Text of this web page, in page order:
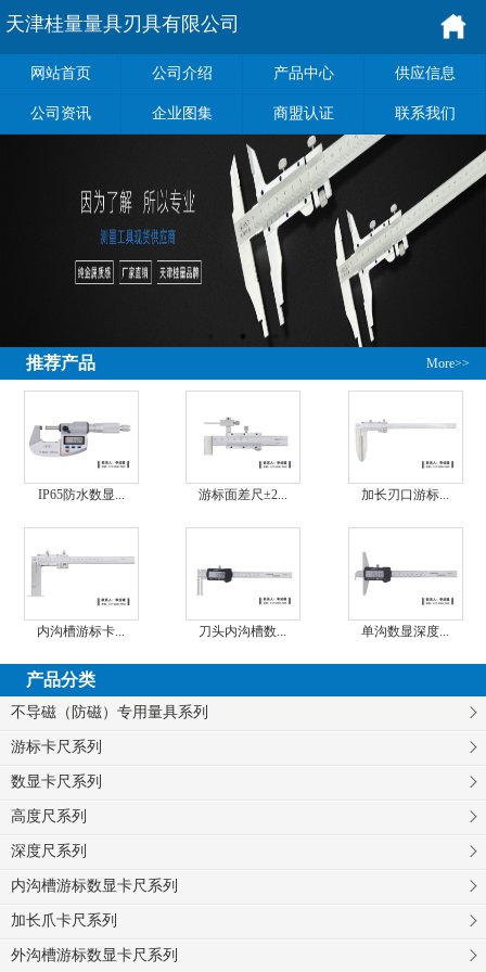
天津桂量量具刃具有限公司
网站首页 公司介绍 产品中心 供应信息
公司资讯 企业图集 商盟认证 联系我们
More>>
推荐产品
IP65防水数显... 游标面差尺±2... 加长刃口游标...
内沟槽游标卡... 刀头内沟槽数... 单沟数显深度...
产品分类
不导磁（防磁）专用量具系列
游标卡尺系列
数显卡尺系列
高度尺系列
深度尺系列
内沟槽游标数显卡尺系列
加长爪卡尺系列
外沟槽游标数显卡尺系列